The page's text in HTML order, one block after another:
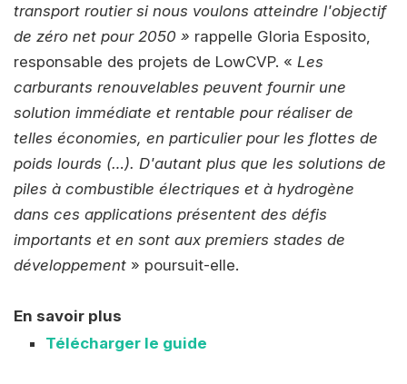
transport routier si nous voulons atteindre l'objectif
de zéro net pour 2050 » rappelle Gloria Esposito,
responsable des projets de LowCVP. « Les
carburants renouvelables peuvent fournir une
solution immédiate et rentable pour réaliser de
telles économies, en particulier pour les flottes de
poids lourds (…). D'autant plus que les solutions de
piles à combustible électriques et à hydrogène
dans ces applications présentent des défis
importants et en sont aux premiers stades de
développement » poursuit-elle.
En savoir plus
Télécharger le guide